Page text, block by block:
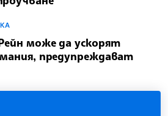
може да ускорят
предупреждават